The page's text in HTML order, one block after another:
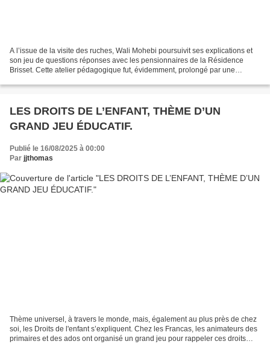
A l’issue de la visite des ruches, Wali Mohebi poursuivit ses explications et
son jeu de questions réponses avec les pensionnaires de la Résidence
Brisset. Cette atelier pédagogique fut, évidemment, prolongé par une
LES DROITS DE L’ENFANT, THÈME D’UN
GRAND JEU ÉDUCATIF.
Publié le 16/08/2025 à 00:00
Par jjthomas
Thème universel, à travers le monde, mais, également au plus près de chez
soi, les Droits de l'enfant s’expliquent. Chez les Francas, les animateurs des
primaires et des ados ont organisé un grand jeu pour rappeler ces droits